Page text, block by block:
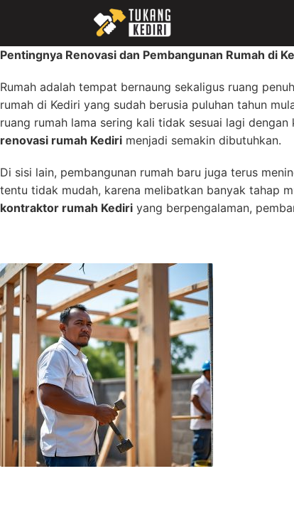
content
Pentingnya Renovasi dan Pembangunan Rumah di
Rumah adalah tempat bernaung sekaligus ruang
rumah di Kediri yang sudah berusia puluhan tahun
ruang rumah lama sering kali tidak sesuai lagi
renovasi rumah Kediri menjadi semakin dibutuhkan.
Di sisi lain, pembangunan rumah baru juga terus
tentu tidak mudah, karena melibatkan banyak tahap
kontraktor rumah Kediri yang berpengalaman,